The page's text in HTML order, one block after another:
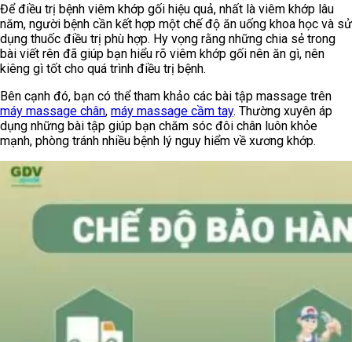
Để điều trị bệnh viêm khớp gối hiệu quả, nhất là viêm khớp lâu
năm, người bệnh cần kết hợp một chế độ ăn uống khoa học và sử
dụng thuốc điều trị phù hợp. Hy vọng rằng những chia sẻ trong
bài viết rên đã giúp bạn hiểu rõ viêm khớp gối nên ăn gì, nên
kiêng gì tốt cho quá trình điều trị bệnh.
Bên cạnh đó, bạn có thể tham khảo các bài tập massage trên
máy massage chân, máy massage cầm tay. Thường xuyên áp
dụng những bài tập giúp bạn chăm sóc đôi chân luôn khỏe
mạnh, phòng tránh nhiều bệnh lý nguy hiểm về xương khớp.